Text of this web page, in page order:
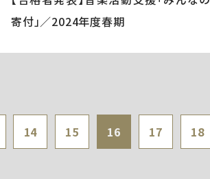
寄付」／2024年度春期
14 15 16 17 18